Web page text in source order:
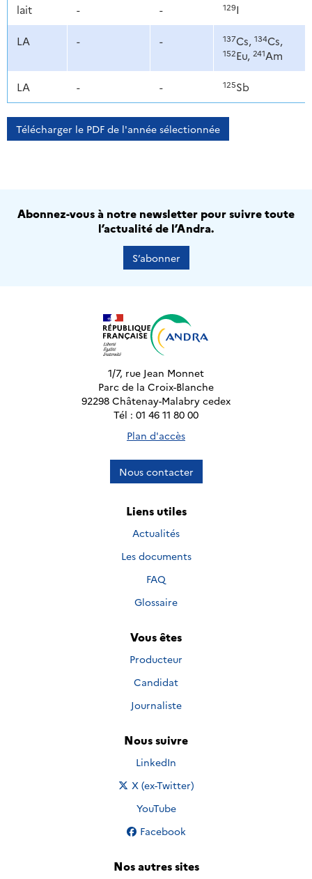
lait - - 129I
LA - - 137Cs, 134Cs,
152Eu, 241Am
LA - - 125Sb
Télécharger le PDF de l'année sélectionnée
Abonnez-vous à notre newsletter pour suivre toute
l’actualité de l’Andra.
S’abonner
1/7, rue Jean Monnet
Parc de la Croix-Blanche
92298 Châtenay-Malabry cedex
Tél : 01 46 11 80 00
Plan d'accès
Nous contacter
Liens utiles
Actualités
Les documents
FAQ
Glossaire
Vous êtes
Producteur
Candidat
Journaliste
Nous suivre
Nous suivre sur
LinkedIn
Nous suivre sur
X (ex-Twitter)
Nous suivre sur
YouTube
Nous suivre sur
Facebook
Nos autres sites